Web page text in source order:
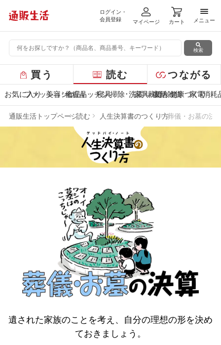
ログイン・
会員登録
マイページ カート
メニ
メニュー
検索
ー
バ
買う 読む つながる
お気に入りファッション
美容･化粧品
食品キッチン
寝具掃除･洗濯･裁縫
家具･収納生活雑貨健康づくり
家電消耗
通販生活トップページ読む 人生決算書のつくり方葬儀・お墓の決
遺された家族のことを考え、 自分の理想の形を決め
ておきましょう。